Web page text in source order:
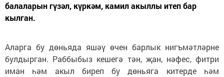
балаларын гүзәл, күркәм, камил акыллы итеп бар
кылган.
Аларга бу дөньяда яшәү өчен барлык нигъмәтләрне
булдырган. Раббыбыз кешегә тән, җан, нәфес, фитри
иман һәм акыл биреп бу дөньяга китерде һәм